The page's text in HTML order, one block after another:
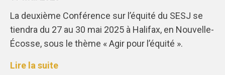
La deuxième Conférence sur l’équité du SESJ se
tiendra du 27 au 30 mai 2025 à Halifax, en Nouvelle-
Écosse, sous le thème « Agir pour l’équité ».
Lire la suite